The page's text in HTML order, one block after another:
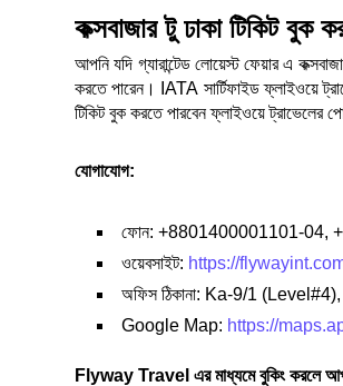
কক্সবাজার টু ঢাকা টিকিট বুক
আপনি যদি গ্যারান্টেড লোয়েস্ট ফেয়ার এ
করতে পারেন। IATA সার্টিফাইড ফ্লাইওয়ে
টিকিট বুক করতে পারবেন ফ্লাইওয়ে ট্রাভেলের
যোগাযোগ:
ফোন: +8801400001101-04,
ওয়েবসাইট: https://
অফিস ঠিকানা: Ka-9/1
Google Map: https://
Flyway Travel এর মাধ্যমে বুকিং করলে